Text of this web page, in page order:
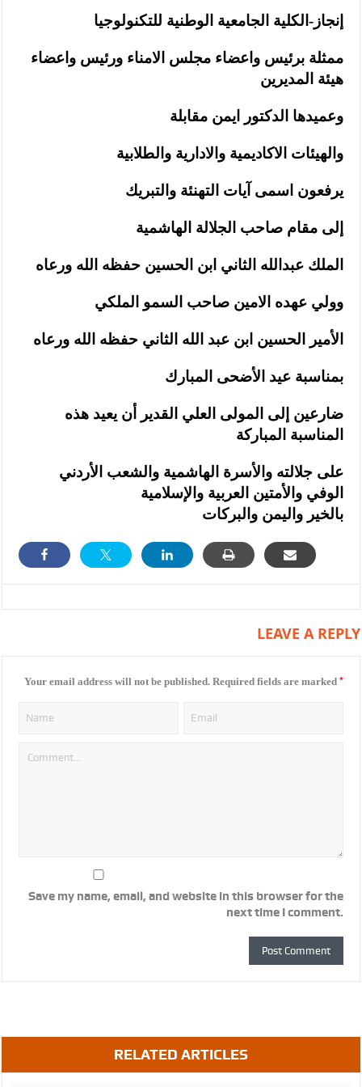
إنجاز-الكلية الجامعية الوطنية للتكنولوجيا
ممثلة برئيس واعضاء مجلس الامناء ورئيس واعضاء
هيئة المديرين
وعميدها الدكتور ايمن مقابلة
والهيئات الاكاديمية والادارية والطلابية
يرفعون اسمى آيات التهنئة والتبريك
إلى مقام صاحب الجلالة الهاشمية
الملك عبدالله الثاني ابن الحسين حفظه الله ورعاه
وولي عهده الامين صاحب السمو الملكي
الأمير الحسين ابن عبد الله الثاني حفظه الله ورعاه
بمناسبة عيد الأضحى المبارك
ضارعين إلى المولى العلي القدير أن يعيد هذه
المناسبة المباركة
على جلالته والأسرة الهاشمية والشعب الأردني
الوفي والأمتين العربية والإسلامية
بالخير واليمن والبركات
LEAVE A REPLY
Your email address will not be published. Required fields are marked *
Save my name, email, and website in this browser for the
next time I comment.
RELATED ARTICLES